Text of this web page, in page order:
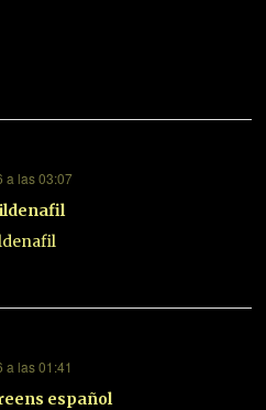
a las 03:07
a las 01:41
español